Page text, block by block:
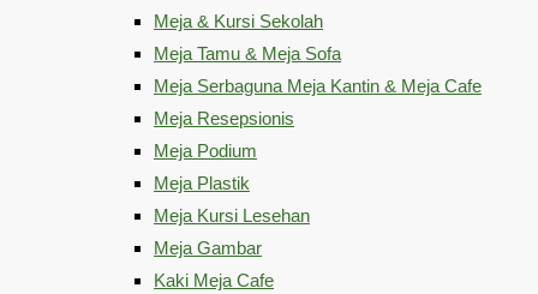
Meja & Kursi Sekolah
Meja Tamu & Meja Sofa
Meja Serbaguna Meja Kantin & Meja Cafe
Meja Resepsionis
Meja Podium
Meja Plastik
Meja Kursi Lesehan
Meja Gambar
Kaki Meja Cafe